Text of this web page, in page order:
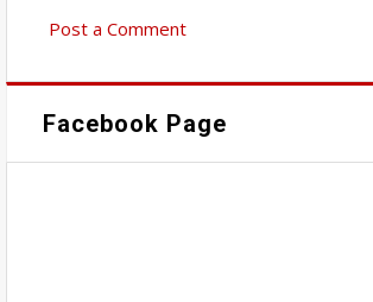
Post a Comment
Facebook Page